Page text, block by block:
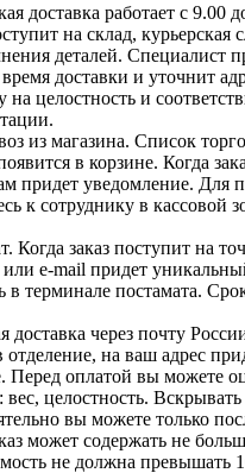
доставка работает с 9.00
на склад, курьерская
деталей. Специалист
доставки и уточнит
на целостность и
из магазина. Список
в корзине. Когда
придет уведомление. Для
к сотруднику в кассовой
Когда заказ поступит на
или e-mail придет
в терминале постамата.
доставка через почту
отделение, на ваш адрес
Перед оплатой вы можете
вес, целостность.
вы можете только
может содержать не
не должна превышать